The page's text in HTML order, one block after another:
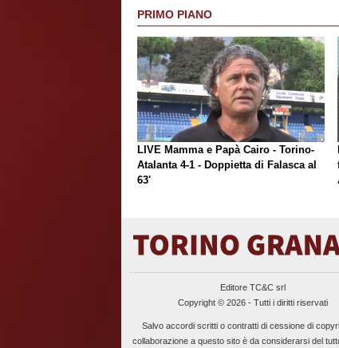
PRIMO PIANO
LIVE Mamma e Papà Cairo - Torino-
Atalanta 4-1 - Doppietta di Falasca al
63'
Editore TC&C srl
Copyright © 2026 - Tutti i diritti riservati
Salvo accordi scritti o contratti di cessione di
collaborazione a questo sito è da considerarsi del